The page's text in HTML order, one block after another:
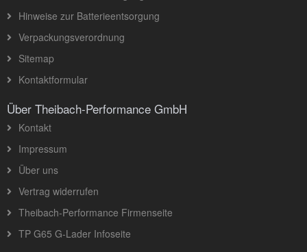
Hinweise zur Batterieentsorgung
Verpackungsverordnung
Sitemap
Kontaktformular
Über Theibach-Performance GmbH
Kontakt
Impressum
Über uns
Vertrag widerrufen
Theibach-Performance Firmenseite
TP G65 G-Lader Infoseite